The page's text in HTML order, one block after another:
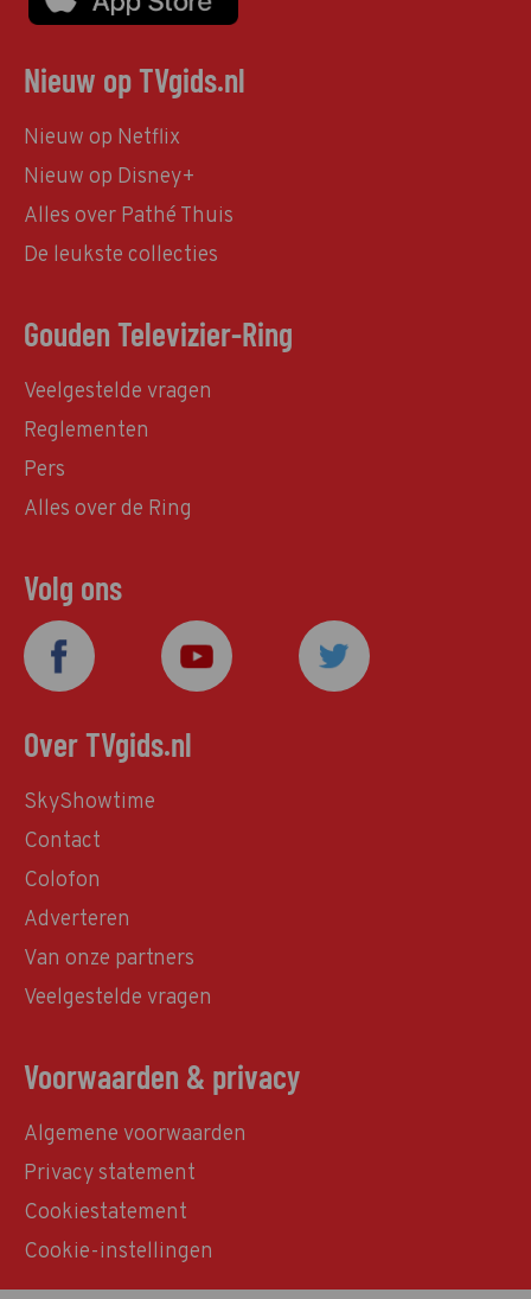
Nieuw op TVgids.nl
Nieuw op Netflix
Nieuw op Disney+
Alles over Pathé Thuis
De leukste collecties
Gouden Televizier-Ring
Veelgestelde vragen
Reglementen
Pers
Alles over de Ring
Volg ons
Over TVgids.nl
SkyShowtime
Contact
Colofon
Adverteren
Van onze partners
Veelgestelde vragen
Voorwaarden & privacy
Algemene voorwaarden
Privacy statement
Cookiestatement
Cookie-instellingen